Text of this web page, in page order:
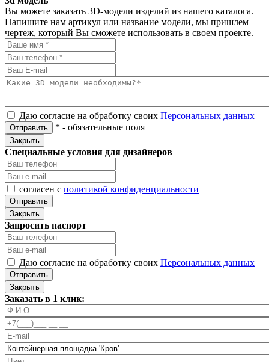
Вы можете заказать 3D-модели изделий из нашего каталога.
Напишите нам артикул или название модели, мы пришлем
чертеж, который Вы сможете использовать в своем проекте.
Даю согласие на обработку своих Персональных данных
Отправить * - обязательные поля
Закрыть
Специальные условия для дизайнеров
согласен с политикой конфиденциальности
Отправить
Закрыть
Запросить паспорт
Даю согласие на обработку своих Персональных данных
Отправить
Закрыть
Заказать в 1 клик: